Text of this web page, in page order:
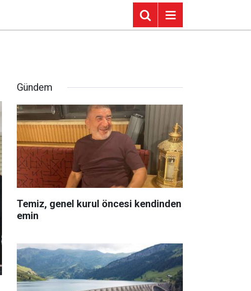
Gündem
Temiz, genel kurul öncesi kendinden
emin